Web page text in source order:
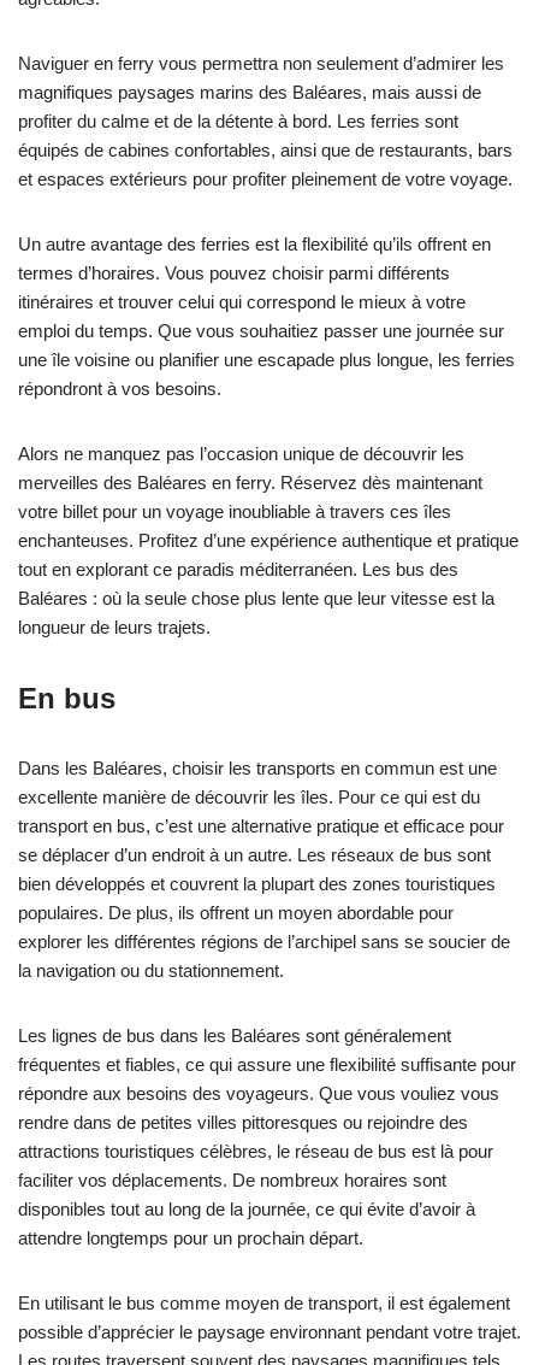
Naviguer en ferry vous permettra non seulement d’admirer les
magnifiques paysages marins des Baléares, mais aussi de
profiter du calme et de la détente à bord. Les ferries sont
équipés de cabines confortables, ainsi que de restaurants, bars
et espaces extérieurs pour profiter pleinement de votre voyage.
Un autre avantage des ferries est la flexibilité qu’ils offrent en
termes d’horaires. Vous pouvez choisir parmi différents
itinéraires et trouver celui qui correspond le mieux à votre
emploi du temps. Que vous souhaitiez passer une journée sur
une île voisine ou planifier une escapade plus longue, les ferries
répondront à vos besoins.
Alors ne manquez pas l’occasion unique de découvrir les
merveilles des Baléares en ferry. Réservez dès maintenant
votre billet pour un voyage inoubliable à travers ces îles
enchanteuses. Profitez d’une expérience authentique et pratique
tout en explorant ce paradis méditerranéen. Les bus des
Baléares : où la seule chose plus lente que leur vitesse est la
longueur de leurs trajets.
En bus
Dans les Baléares, choisir les transports en commun est une
excellente manière de découvrir les îles. Pour ce qui est du
transport en bus, c’est une alternative pratique et efficace pour
se déplacer d’un endroit à un autre. Les réseaux de bus sont
bien développés et couvrent la plupart des zones touristiques
populaires. De plus, ils offrent un moyen abordable pour
explorer les différentes régions de l’archipel sans se soucier de
la navigation ou du stationnement.
Les lignes de bus dans les Baléares sont généralement
fréquentes et fiables, ce qui assure une flexibilité suffisante pour
répondre aux besoins des voyageurs. Que vous vouliez vous
rendre dans de petites villes pittoresques ou rejoindre des
attractions touristiques célèbres, le réseau de bus est là pour
faciliter vos déplacements. De nombreux horaires sont
disponibles tout au long de la journée, ce qui évite d’avoir à
attendre longtemps pour un prochain départ.
En utilisant le bus comme moyen de transport, il est également
possible d’apprécier le paysage environnant pendant votre trajet.
Les routes traversent souvent des paysages magnifiques tels